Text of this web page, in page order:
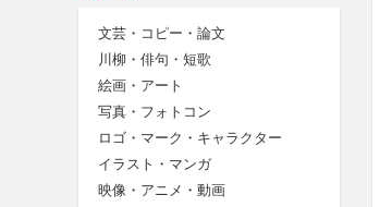
文芸・コピー・論文
川柳・俳句・短歌
絵画・アート
写真・フォトコン
ロゴ・マーク・キャラクター
イラスト・マンガ
映像・アニメ・動画